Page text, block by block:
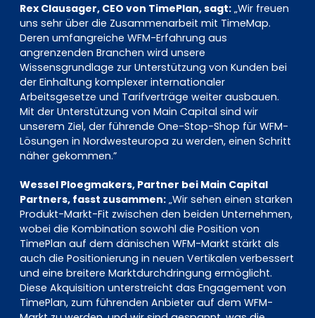
Rex Clausager, CEO von TimePlan, sagt: „Wir freuen
uns sehr über die Zusammenarbeit mit TimeMap.
Deren umfangreiche WFM-Erfahrung aus
angrenzenden Branchen wird unsere
Wissensgrundlage zur Unterstützung von Kunden bei
der Einhaltung komplexer internationaler
Arbeitsgesetze und Tarifverträge weiter ausbauen.
Mit der Unterstützung von Main Capital sind wir
unserem Ziel, der führende One-Stop-Shop für WFM-
Lösungen in Nordwesteuropa zu werden, einen Schritt
näher gekommen.”
Wessel Ploegmakers, Partner bei Main Capital
Partners, fasst zusammen: „Wir sehen einen starken
Produkt-Markt-Fit zwischen den beiden Unternehmen,
wobei die Kombination sowohl die Position von
TimePlan auf dem dänischen WFM-Markt stärkt als
auch die Positionierung in neuen Vertikalen verbessert
und eine breitere Marktdurchdringung ermöglicht.
Diese Akquisition unterstreicht das Engagement von
TimePlan, zum führenden Anbieter auf dem WFM-